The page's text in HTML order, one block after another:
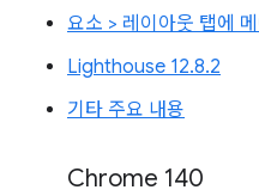
요소 > 레이아웃 탭에
Lighthouse 12.8.2
기타 주요 내용
Chrome 140